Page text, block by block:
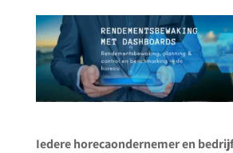
Iedere horecaondernemer en